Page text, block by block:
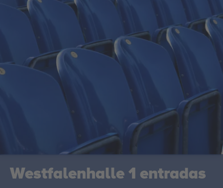
Westfalenhalle 1 entradas